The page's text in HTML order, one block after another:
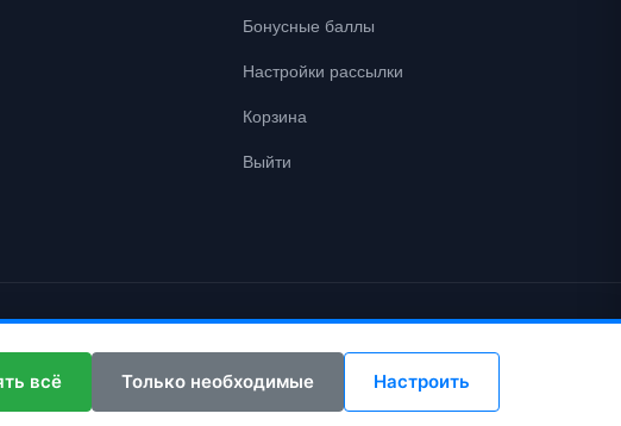
Бонусные баллы
Настройки рассылки
Корзина
Выйти
всё Только необходимые Настроить